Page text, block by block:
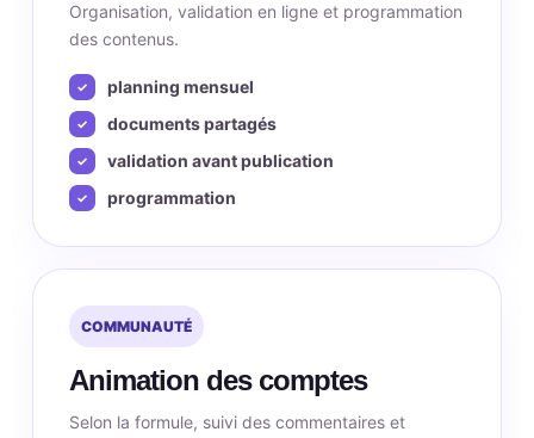
Organisation, validation en ligne et programmation
des contenus.
planning mensuel
documents partagés
validation avant publication
programmation
COMMUNAUTÉ
Animation des comptes
Selon la formule, suivi des commentaires et